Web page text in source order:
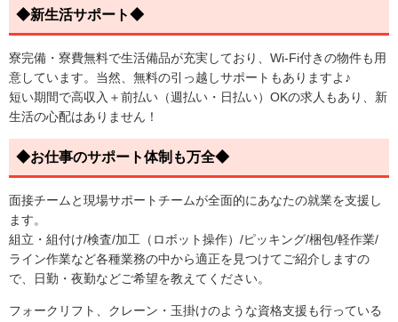
◆新生活サポート◆
寮完備・寮費無料で生活備品が充実しており、Wi-Fi付きの物件も用
意しています。当然、無料の引っ越しサポートもありますよ♪
短い期間で高収入＋前払い（週払い・日払い）OKの求人もあり、新
生活の心配はありません！
◆お仕事のサポート体制も万全◆
面接チームと現場サポートチームが全面的にあなたの就業を支援し
ます。
組立・組付け/検査/加工（ロボット操作）/ピッキング/梱包/軽作業/
ライン作業など各種業務の中から適正を見つけてご紹介しますの
で、日勤・夜勤などご希望を教えてください。
フォークリフト、クレーン・玉掛けのような資格支援も行っている